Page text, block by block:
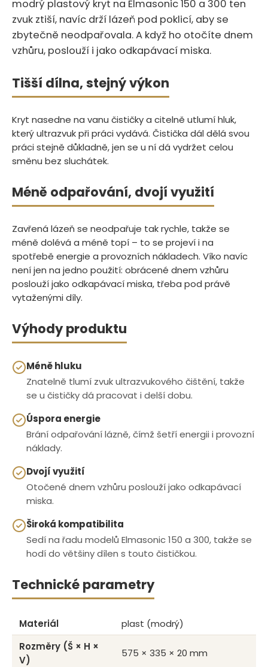
modrý plastový kryt na Elmasonic 150 a 300 ten
zvuk ztiší, navíc drží lázeň pod poklicí, aby se
zbytečně neodpařovala. A když ho otočíte dnem
vzhůru, poslouží i jako odkapávací miska.
Tišší dílna, stejný výkon
Kryt nasedne na vanu čističky a citelně utlumí hluk,
který ultrazvuk při práci vydává. Čistička dál dělá svou
práci stejně důkladně, jen se u ní dá vydržet celou
směnu bez sluchátek.
Méně odpařování, dvojí využití
Zavřená lázeň se neodpařuje tak rychle, takže se
méně dolévá a méně topí – to se projeví i na
spotřebě energie a provozních nákladech. Víko navíc
není jen na jedno použití: obrácené dnem vzhůru
poslouží jako odkapávací miska, třeba pod právě
vytaženými díly.
Výhody produktu
Méně hluku
Znatelně tlumí zvuk ultrazvukového čištění, takže
se u čističky dá pracovat i delší dobu.
Úspora energie
Brání odpařování lázně, čímž šetří energii i provozní
náklady.
Dvojí využití
Otočené dnem vzhůru poslouží jako odkapávací
miska.
Široká kompatibilita
Sedí na řadu modelů Elmasonic 150 a 300, takže se
hodí do většiny dílen s touto čističkou.
Technické parametry
Materiál
plast (modrý)
Rozměry (Š × H ×
V)
575 × 335 × 20 mm